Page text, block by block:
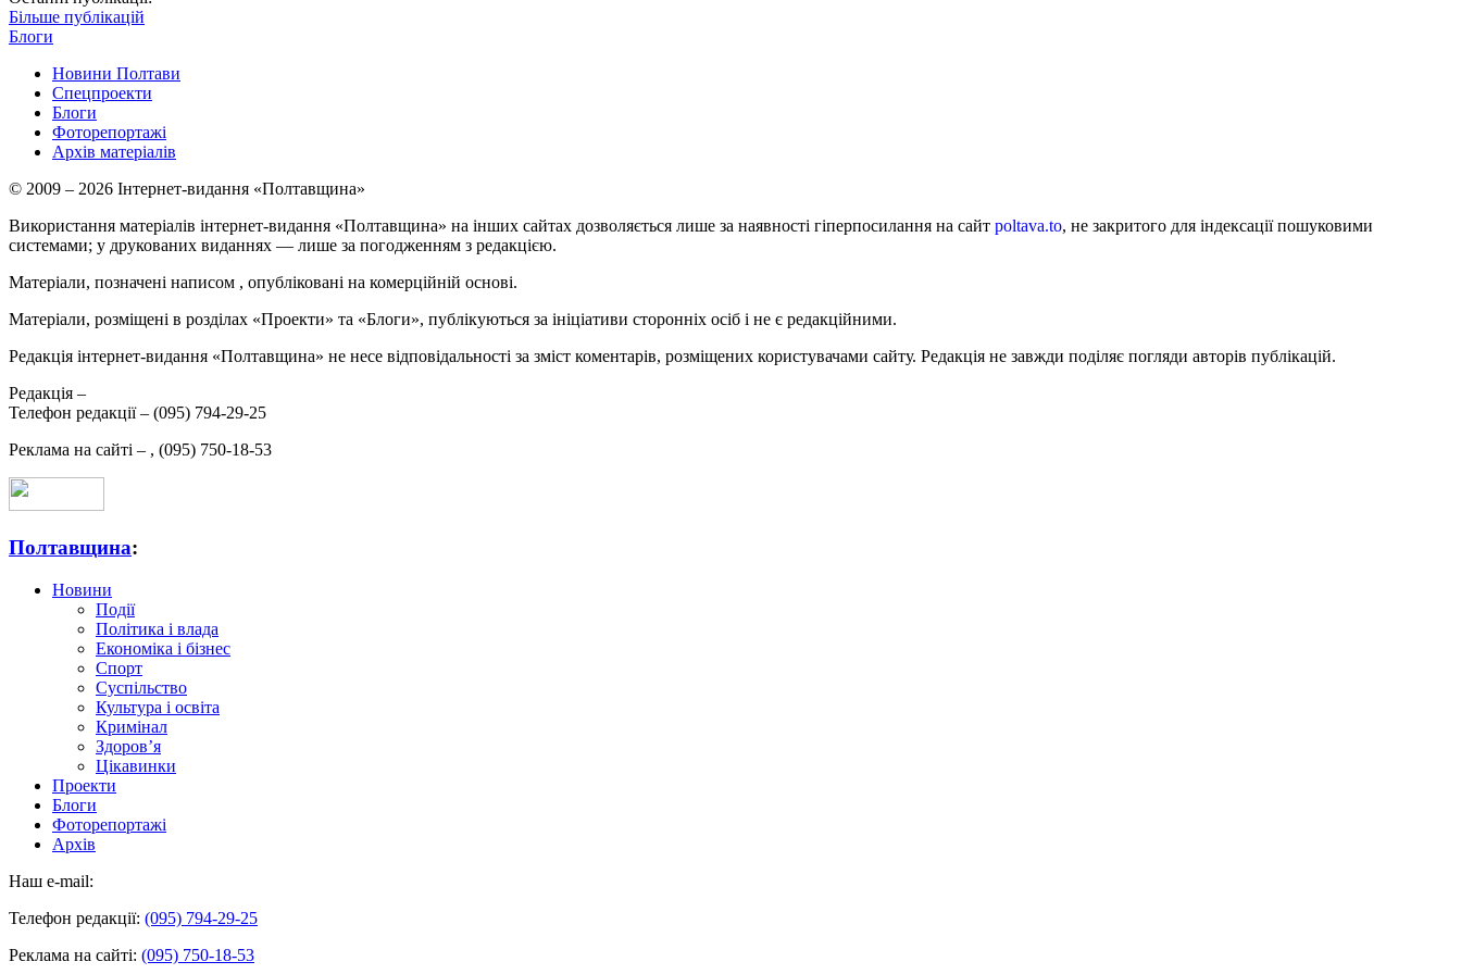
Більше публікацій
Блоги
Новини Полтави
Спецпроекти
Блоги
Фоторепортажі
Архів матеріалів
© 2009 – 2026 Інтернет-видання «Полтавщина»
Використання матеріалів інтернет-видання «Полтавщина» на інших сайтах дозволяється лише за наявності гіперпосилання на сайт poltava.to, не закритого для індексації пошуковими
системами; у друкованих виданнях — лише за погодженням з редакцією.
Матеріали, позначені написом , опубліковані на комерційній основі.
Матеріали, розміщені в розділах «Проекти» та «Блоги», публікуються за ініціативи сторонніх осіб і не є редакційними.
Редакція інтернет-видання «Полтавщина» не несе відповідальності за зміст коментарів, розміщених користувачами сайту. Редакція не завжди поділяє погляди авторів публікацій.
Редакція –
Телефон редакції – (095) 794-29-25
Реклама на сайті – , (095) 750-18-53
Полтавщина:
Новини
Події
Політика і влада
Економіка і бізнес
Спорт
Суспільство
Культура і освіта
Кримінал
Здоров’я
Цікавинки
Проекти
Блоги
Фоторепортажі
Архів
Наш e-mail:
Телефон редакції: (095) 794-29-25
Реклама на сайті: (095) 750-18-53